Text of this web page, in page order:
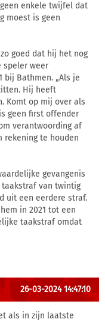
enkele twijfel dat
moest is geen
goed dat hij het nog
speler weer
bij Bathmen. „Als je
Hij heeft
Komt op mij over als
geen first offender
verantwoording af
rekening te houden
gevangenis
van twintig
uit een eerdere straf.
in 2021 tot een
taakstraf omdat
26-03-2024 14:47:10
als in zijn laatste